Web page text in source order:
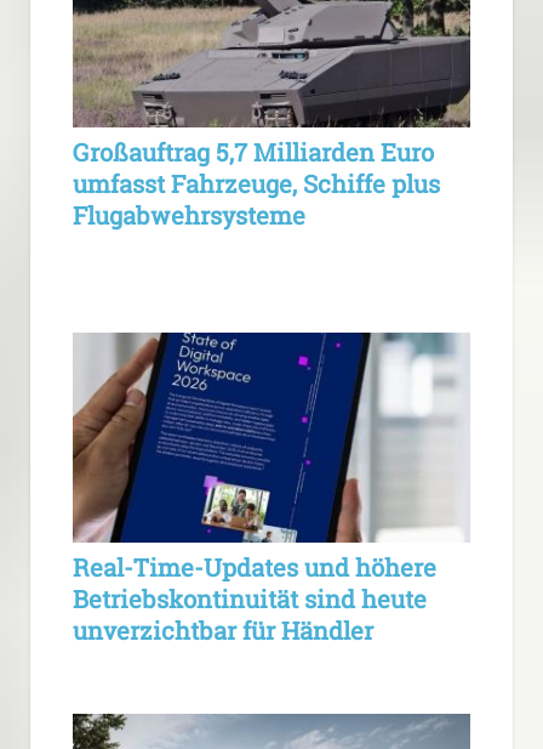
Großauftrag 5,7 Milliarden Euro
umfasst Fahrzeuge, Schiffe plus
Flugabwehrsysteme
Real-Time-Updates und höhere
Betriebskontinuität sind heute
unverzichtbar für Händler